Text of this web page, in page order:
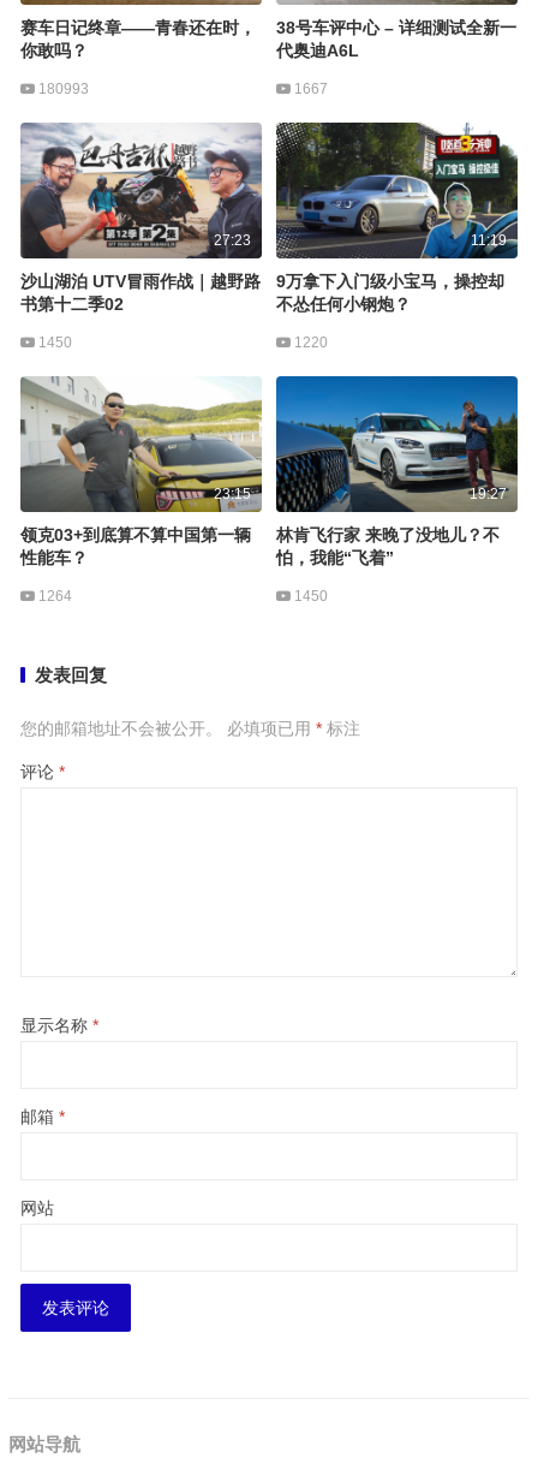
赛车日记终章——青春还在时，
你敢吗？
180993
38号车评中心 – 详细测试全新一
代奥迪A6L
1667
27:23
沙山湖泊 UTV冒雨作战｜越野路
书第十二季02
1450
11:19
9万拿下入门级小宝马，操控却
不怂任何小钢炮？
1220
23:15
领克03+到底算不算中国第一辆
性能车？
1264
19:27
林肯飞行家 来晚了没地儿？不
怕，我能“飞着”
1450
发表回复
您的邮箱地址不会被公开。 必填项已用 *标注
评论 *
显示名称 *
邮箱 *
网站
网站导航